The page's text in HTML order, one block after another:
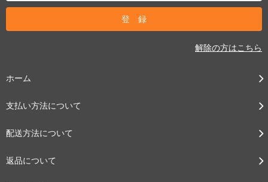
解除の方はこちら
ホーム
支払い方法について
配送方法について
返品について